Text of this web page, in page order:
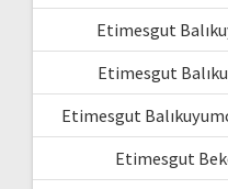
Etimesgut
Etimesgut
Etimesgut
Etimesgut